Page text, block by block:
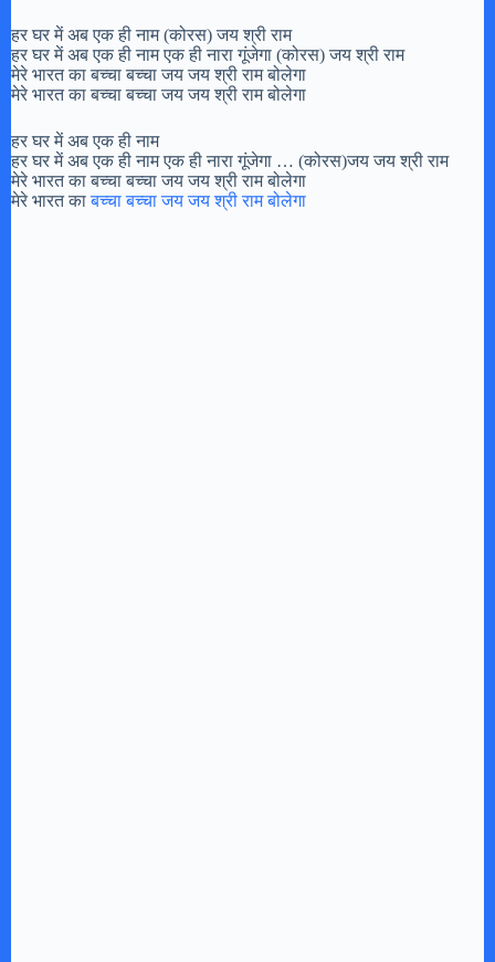
हर घर में अब एक ही नाम (कोरस) जय श्री राम
हर घर में अब एक ही नाम एक ही नारा गूंजेगा (कोरस) जय श्री राम
मेरे भारत का बच्चा बच्चा जय जय श्री राम बोलेगा
मेरे भारत का बच्चा बच्चा जय जय श्री राम बोलेगा
हर घर में अब एक ही नाम
हर घर में अब एक ही नाम एक ही नारा गूंजेगा … (कोरस)जय जय श्री राम
मेरे भारत का बच्चा बच्चा जय जय श्री राम बोलेगा
मेरे भारत काबच्चा बच्चा जय जय श्री राम बोलेगा